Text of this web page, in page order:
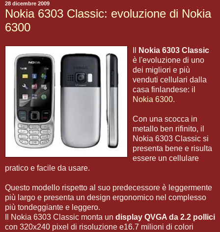
28 dicembre 2009
Nokia 6303 Classic: evoluzione di Nokia
6300
Nokia 6303 Classic
è l'evoluzione di uno
dei migliori e più
venduti cellulari dalla
casa finlandese: il
Nokia 6300.
Con una scocca in
metallo ben rifinito, il
Nokia 6303 Classic si
presenta bene e risulta
essere un cellulare
pratico e facile da usare.
Questo modello rispetto al suo predecessore è leggermente
più largo e presenta un design ergonomico nel complesso
più tondeggiante e leggero.
Il Nokia 6303 Classic monta un display QVGA da 2.2 pollici
con 320x240 pixel di risoluzione e16.7 milioni di colori